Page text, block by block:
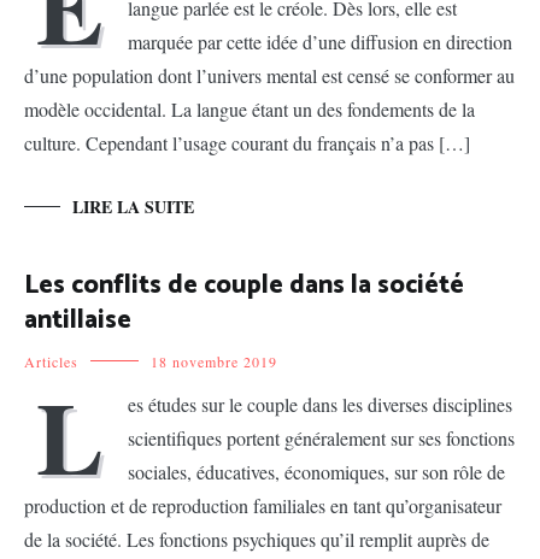
langue parlée est le créole. Dès lors, elle est
marquée par cette idée d’une diffusion en direction
d’une population dont l’univers mental est censé se conformer au
modèle occidental. La langue étant un des fondements de la
culture. Cependant l’usage courant du français n’a pas […]
LIRE LA SUITE
Les conflits de couple dans la société
antillaise
Articles 18 novembre 2019
L
es études sur le couple dans les diverses disciplines
scientifiques portent généralement sur ses fonctions
sociales, éducatives, économiques, sur son rôle de
production et de reproduction familiales en tant qu’organisateur
de la société. Les fonctions psychiques qu’il remplit auprès de